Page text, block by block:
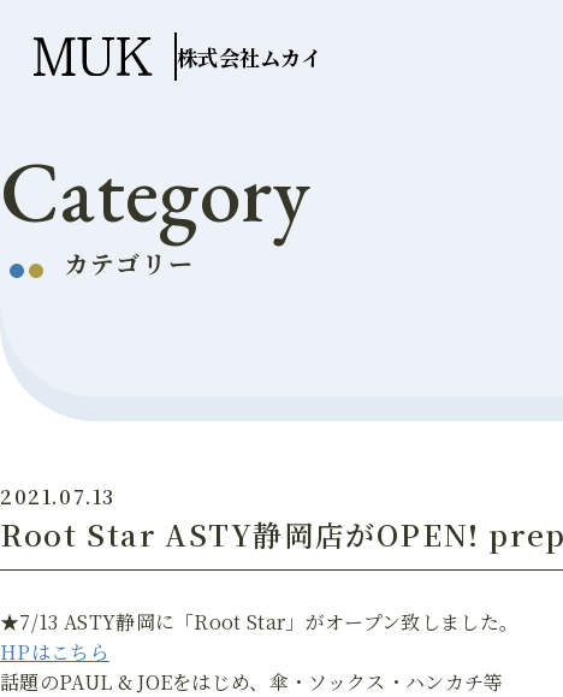
株式会社ムカイ
Category
カテゴリー
2021.07.13
Root Star ASTY静岡店がOPEN!
★7/13 ASTY静岡に「Root Star」がオープン致しました。
HPはこちら
話題のPAUL & JOEをはじめ、傘・ソックス・ハンカチ等